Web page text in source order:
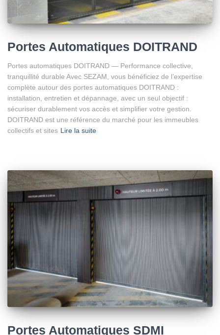
Portes Automatiques DOITRAND
Portes automatiques DOITRAND — Performance collective,
tranquillité durable Avec SEZAM, vous bénéficiez de l’expertise
complète autour des portes automatiques DOITRAND :
installation, entretien et dépannage, avec un seul objectif :
sécuriser durablement vos accès et simplifier votre gestion.
DOITRAND est une référence du marché pour les immeubles
collectifs et sites Lire la suite
Portes Automatiques SDMI